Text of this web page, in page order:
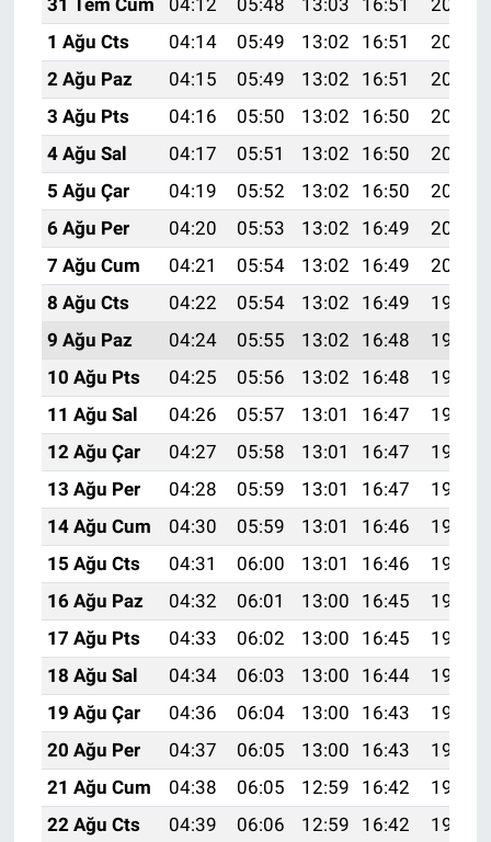
31 Tem Cum 04:12 05:48 13:03 16:51
20:07
1 Ağu Cts
04:14 05:49 13:02 16:51
20:06
2 Ağu Paz
04:15 05:49 13:02 16:51
20:05
3 Ağu Pts
04:16 05:50 13:02 16:50
20:04
4 Ağu Sal
04:17 05:51 13:02 16:50
20:03
5 Ağu Çar
04:19 05:52 13:02 16:50
20:02
6 Ağu Per
04:20 05:53 13:02 16:49
20:01
7 Ağu Cum
04:21 05:54 13:02 16:49
20:00
8 Ağu Cts
04:22 05:54 13:02 16:49
19:59
9 Ağu Paz
04:24 05:55 13:02 16:48
19:58
10 Ağu Pts
04:25 05:56 13:02 16:48
19:57
11 Ağu Sal
04:26 05:57 13:01 16:47
19:56
12 Ağu Çar
04:27 05:58 13:01 16:47
19:55
13 Ağu Per
04:28 05:59 13:01 16:47
19:53
14 Ağu Cum
04:30 05:59 13:01 16:46
19:52
15 Ağu Cts
04:31 06:00 13:01 16:46
19:51
16 Ağu Paz
04:32 06:01 13:00 16:45
19:50
17 Ağu Pts
04:33 06:02 13:00 16:45
19:49
18 Ağu Sal
04:34 06:03 13:00 16:44
19:47
19 Ağu Çar
04:36 06:04 13:00 16:43
19:46
20 Ağu Per
04:37 06:05 13:00 16:43
19:45
21 Ağu Cum
04:38 06:05 12:59 16:42
19:43
22 Ağu Cts
04:39 06:06 12:59 16:42
19:42